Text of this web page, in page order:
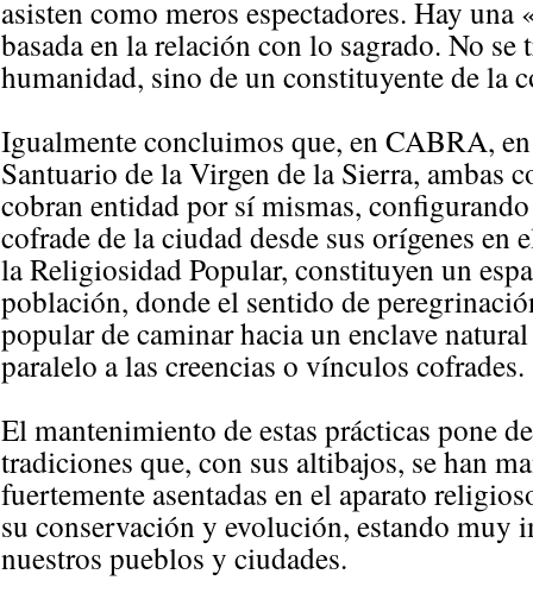
asisten como meros espectadores. Hay
basada en la relación con lo sagrado. No se
humanidad, sino de un constituyente de la
Igualmente concluimos que, en CABRA,
Santuario de la Virgen de la Sierra, ambas
cobran entidad por sí mismas,
cofrade de la ciudad desde sus orígenes
la Religiosidad Popular, constituyen un
población, donde el sentido de
popular de caminar hacia un enclave
paralelo a las creencias o vínculos cofrades.
El mantenimiento de estas prácticas pone
tradiciones que, con sus altibajos, se han
fuertemente asentadas en el aparato
su conservación y evolución, estando muy
nuestros pueblos y ciudades.